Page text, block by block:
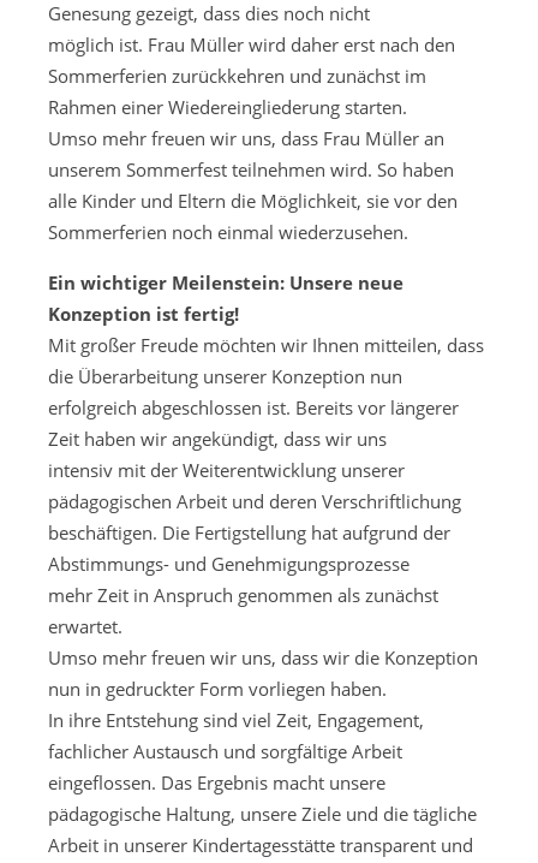
Genesung gezeigt, dass dies noch nicht
möglich ist. Frau Müller wird daher erst nach den
Sommerferien zurückkehren und zunächst im
Rahmen einer Wiedereingliederung starten.
Umso mehr freuen wir uns, dass Frau Müller an
unserem Sommerfest teilnehmen wird. So haben
alle Kinder und Eltern die Möglichkeit, sie vor den
Sommerferien noch einmal wiederzusehen.
Ein wichtiger Meilenstein: Unsere neue
Konzeption ist fertig!
Mit großer Freude möchten wir Ihnen mitteilen, dass
die Überarbeitung unserer Konzeption nun
erfolgreich abgeschlossen ist. Bereits vor längerer
Zeit haben wir angekündigt, dass wir uns
intensiv mit der Weiterentwicklung unserer
pädagogischen Arbeit und deren Verschriftlichung
beschäftigen. Die Fertigstellung hat aufgrund der
Abstimmungs- und Genehmigungsprozesse
mehr Zeit in Anspruch genommen als zunächst
erwartet.
Umso mehr freuen wir uns, dass wir die Konzeption
nun in gedruckter Form vorliegen haben.
In ihre Entstehung sind viel Zeit, Engagement,
fachlicher Austausch und sorgfältige Arbeit
eingeflossen. Das Ergebnis macht unsere
pädagogische Haltung, unsere Ziele und die tägliche
Arbeit in unserer Kindertagesstätte transparent und